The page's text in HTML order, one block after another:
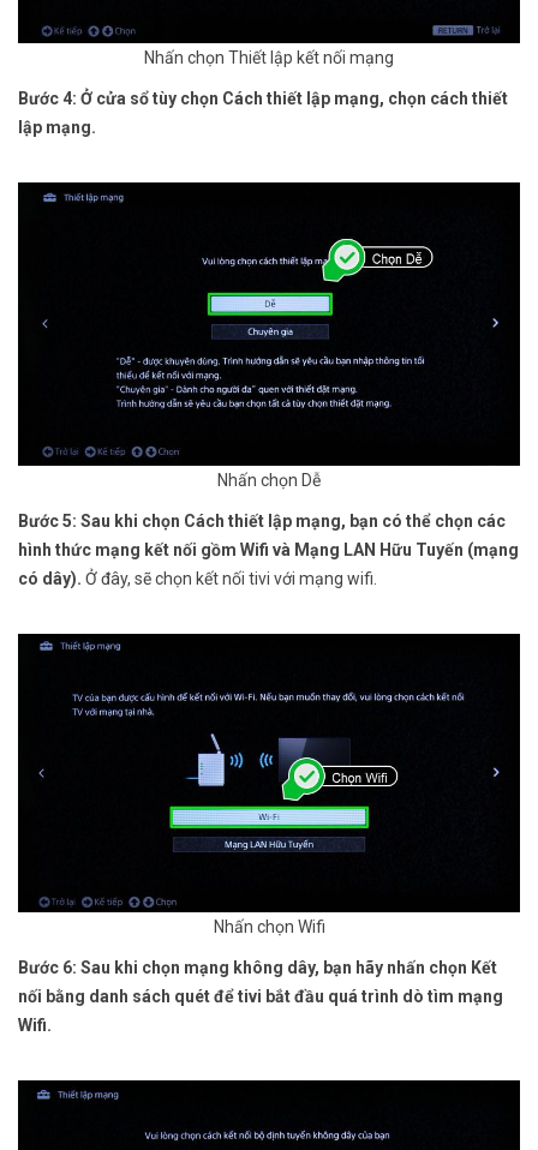
Nhấn chọn Thiết lập kết nối mạng
Bước 4: Ở cửa sổ tùy chọn Cách thiết lập mạng, chọn cách thiết
lập mạng.
Nhấn chọn Dễ
Bước 5: Sau khi chọn Cách thiết lập mạng, bạn có thể chọn các
hình thức mạng kết nối gồm Wifi và Mạng LAN Hữu Tuyến (mạng
có dây). Ở đây, sẽ chọn kết nối tivi với mạng wifi.
Nhấn chọn Wifi
Bước 6: Sau khi chọn mạng không dây, bạn hãy nhấn chọn Kết
nối bằng danh sách quét để tivi bắt đầu quá trình dò tìm mạng
Wifi.